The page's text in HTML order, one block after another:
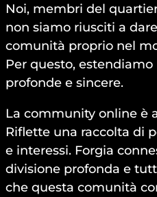
Noi, membri del
non siamo riusciti a
comunità proprio nel
Per questo,
profonde e sincere.
La community online è
Riflette una raccolta di
e interessi. Forgia
divisione profonda e
che questa comunità